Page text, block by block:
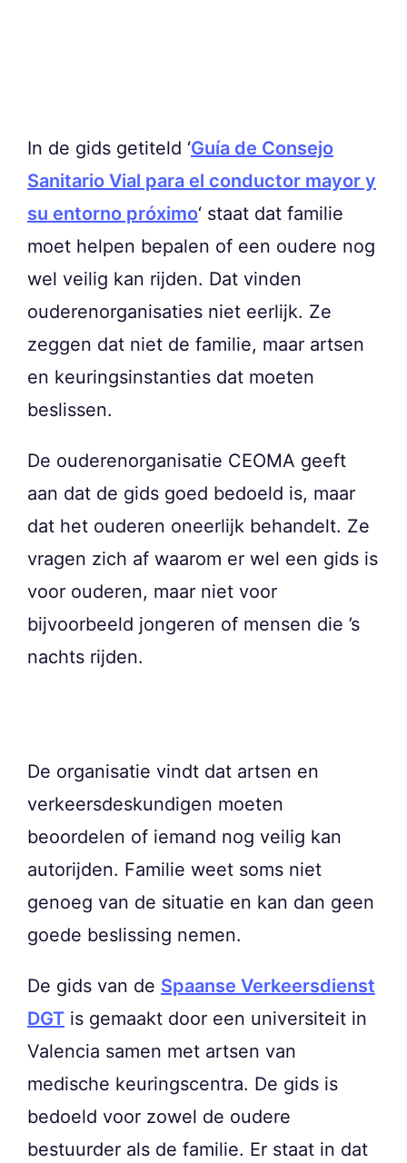
In de gids getiteld ‘Guía de Consejo
Sanitario Vial para el conductor mayor y
su entorno próximo‘ staat dat familie
moet helpen bepalen of een oudere nog
wel veilig kan rijden. Dat vinden
ouderenorganisaties niet eerlijk. Ze
zeggen dat niet de familie, maar artsen
en keuringsinstanties dat moeten
beslissen.
De ouderenorganisatie CEOMA geeft
aan dat de gids goed bedoeld is, maar
dat het ouderen oneerlijk behandelt. Ze
vragen zich af waarom er wel een gids is
voor ouderen, maar niet voor
bijvoorbeeld jongeren of mensen die ’s
nachts rijden.
De organisatie vindt dat artsen en
verkeersdeskundigen moeten
beoordelen of iemand nog veilig kan
autorijden. Familie weet soms niet
genoeg van de situatie en kan dan geen
goede beslissing nemen.
De gids van de Spaanse Verkeersdienst
DGT is gemaakt door een universiteit in
Valencia samen met artsen van
medische keuringscentra. De gids is
bedoeld voor zowel de oudere
bestuurder als de familie. Er staat in dat